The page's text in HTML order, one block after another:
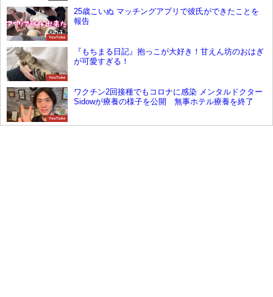
YouTube
25歳こいぬ マッチングアプリで彼氏ができたことを
報告
YouTube
『もちまる日記』抱っこが大好き！甘えん坊のおはぎ
が可愛すぎる！
YouTube
ワクチン2回接種でもコロナに感染 メンタルドクター
Sidowが療養の様子を公開 無事ホテル療養を終了